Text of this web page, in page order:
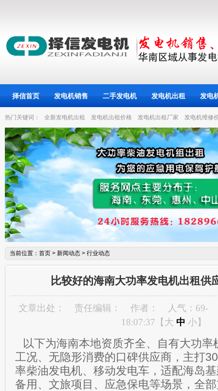
择信首页 发电机销售 二手发电机 发电机出租 发电
热门关键词： 全新发电机出租 发电机出租价格 发电机出租厂家 发电机维修
当前位置： 首页 > 新闻动态 > 行业动态
比较好的海南大功率发电机出租供
文章出处： 责任编辑： 作者： 人气： 69-
18:07:37【 大 中 小】
以下为海南本地资质齐全、自有大功率
工况、无隐形消费的口碑供应商，主打
率柴油发电机、移动发电车，适配海岛
备用、文旅项目、应急保电等场景，全